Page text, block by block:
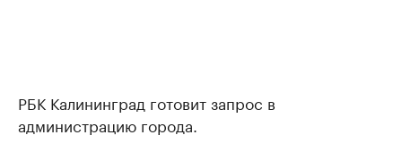
РБК Калининград готовит запрос в
администрацию города.